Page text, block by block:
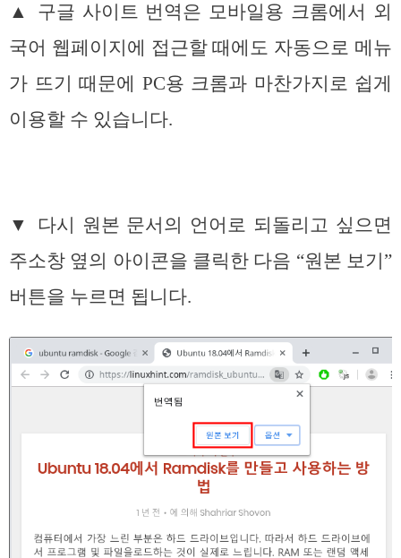
▲ 구글 사이트 번역은 모바일용 크롬에서 외
국어 웹페이지에 접근할 때에도 자동으로 메뉴
가 뜨기 때문에 PC용 크롬과 마찬가지로 쉽게
이용할 수 있습니다.
▼ 다시 원본 문서의 언어로 되돌리고 싶으면
주소창 옆의 아이콘을 클릭한 다음 “원본 보기”
버튼을 누르면 됩니다.